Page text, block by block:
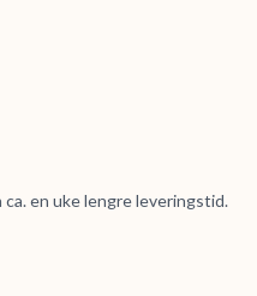
en uke lengre leveringstid.